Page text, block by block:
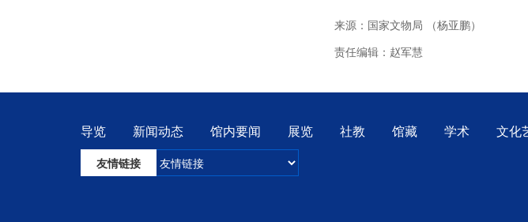
来源：国家文物局 （杨亚鹏）
责任编辑：赵军慧
导览 新闻动态 馆内要闻 展览 社教 馆藏 学术 文化
友情链接